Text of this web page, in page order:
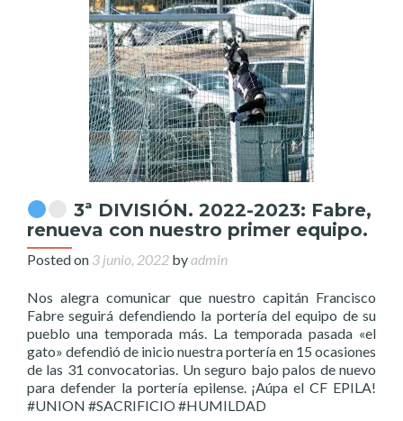
3ª DIVISIÓN. 2022-2023: Fabre,
renueva con nuestro primer equipo.
Posted on 3 junio, 2022 byadmin
Nos alegra comunicar que nuestro capitán Francisco
Fabre seguirá defendiendo la portería del equipo de su
pueblo una temporada más. La temporada pasada «el
gato» defendió de inicio nuestra portería en 15 ocasiones
de las 31 convocatorias. Un seguro bajo palos de nuevo
para defender la portería epilense. ¡Aúpa el CF EPILA!
#UNION #SACRIFICIO #HUMILDAD